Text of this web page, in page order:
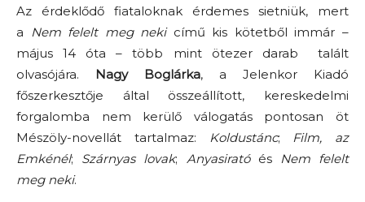
Az érdeklődő fiataloknak érdemes sietniük, mert
a Nem felelt meg nekicímű kis kötetből immár –
május 14 óta – több mint ötezer darab talált
olvasójára. Nagy Boglárka, a Jelenkor Kiadó
főszerkesztője által összeállított, kereskedelmi
forgalomba nem kerülő válogatás pontosan öt
Mészöly-novellát tartalmaz: Koldustánc; Film, az
Emkénél; Szárnyas lovak; Anyasiratóés Nem felelt
meg neki.